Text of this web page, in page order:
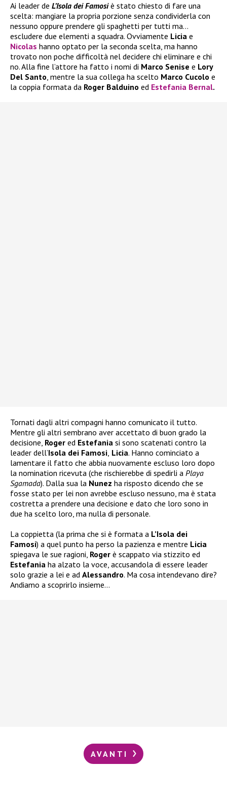
Ai leader de L’Isola dei Famosiè stato chiesto di fare una
scelta: mangiare la propria porzione senza condividerla con
nessuno oppure prendere gli spaghetti per tutti ma…
escludere due elementi a squadra. Ovviamente Licia e
Nicolas hanno optato per la seconda scelta, ma hanno
trovato non poche difficoltà nel decidere chi eliminare e chi
no. Alla fine l’attore ha fatto i nomi di Marco Senise e Lory
Del Santo, mentre la sua collega ha scelto Marco Cucolo e
la coppia formata da Roger Balduino ed Estefania Bernal.
Tornati dagli altri compagni hanno comunicato il tutto.
Mentre gli altri sembrano aver accettato di buon grado la
decisione, Roger ed Estefania si sono scatenati contro la
leader dell’Isola dei Famosi, Licia. Hanno cominciato a
lamentare il fatto che abbia nuovamente escluso loro dopo
la nomination ricevuta (che rischierebbe di spedirli a Playa
Sgamada). Dalla sua la Nunez ha risposto dicendo che se
fosse stato per lei non avrebbe escluso nessuno, ma è stata
costretta a prendere una decisione e dato che loro sono in
due ha scelto loro, ma nulla di personale.
La coppietta (la prima che si è formata a L’Isola dei
Famosi) a quel punto ha perso la pazienza e mentre Licia
spiegava le sue ragioni, Roger è scappato via stizzito ed
Estefania ha alzato la voce, accusandola di essere leader
solo grazie a lei e ad Alessandro. Ma cosa intendevano dire?
Andiamo a scoprirlo insieme…
AVANTI